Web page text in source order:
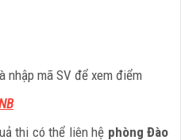
nhập mã SV để xem điểm
thi có thể liên hệ phòng Đào